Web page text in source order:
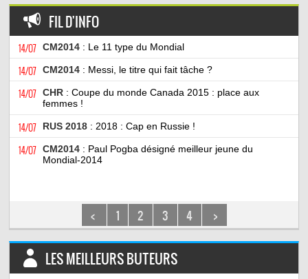
FIL D'INFO
14/07 CM2014 : Le 11 type du Mondial
14/07 CM2014 : Messi, le titre qui fait tâche ?
14/07 CHR : Coupe du monde Canada 2015 : place aux
femmes !
14/07 RUS 2018 : 2018 : Cap en Russie !
14/07 CM2014 : Paul Pogba désigné meilleur jeune du
Mondial-2014
< 1 2 3 4 >
LES MEILLEURS BUTEURS